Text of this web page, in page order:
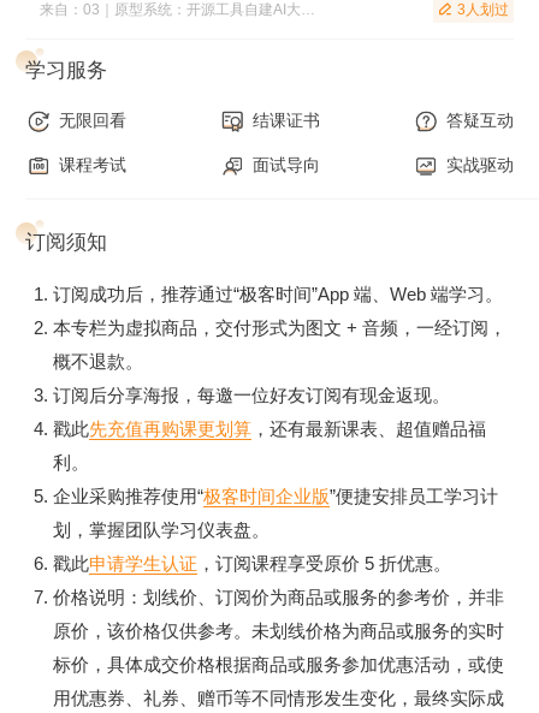
 3人划过
学习服务
无限回看 结课证书 答疑互动
课程考试 面试导向 实战驱动
订阅须知
订阅成功后，推荐通过“极客时间”App 端、Web 端学习。
本专栏为虚拟商品，交付形式为图文 + 音频，一经订阅，
概不退款。
订阅后分享海报，每邀一位好友订阅有现金返现。
戳此先充值再购课更划算 ，还有最新课表、超值赠品福
利。
企业采购推荐使用“极客时间企业版”便捷安排员工学习计
划，掌握团队学习仪表盘。
戳此申请学生认证 ，订阅课程享受原价 5 折优惠。
价格说明：划线价、订阅价为商品或服务的参考价，并非
原价，该价格仅供参考。未划线价格为商品或服务的实时
标价，具体成交价格根据商品或服务参加优惠活动，或使
用优惠券、礼券、赠币等不同情形发生变化，最终实际成